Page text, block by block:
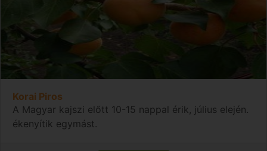
Korai Piros
A Magyar kajszi előtt 10-15 nappal érik, július elején.
ékenyítik egymást.